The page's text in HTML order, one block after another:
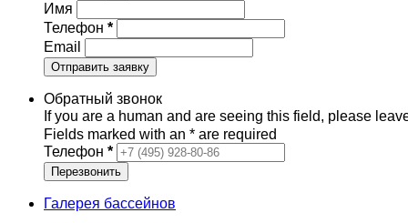
Имя
Телефон *
Email
Обратный звонок
If you are a human and are seeing this field, please
Fields marked with an * are required
Телефон *
Галерея бассейнов